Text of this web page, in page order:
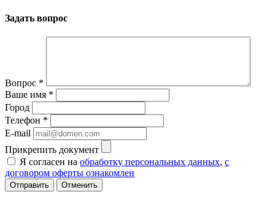
Задать вопрос
Вопрос *
Ваше имя *
Город
Телефон *
E-mail
Прикрепить документ
Я согласен на обработку персональных данных, с
договором оферты ознакомлен
Отменить